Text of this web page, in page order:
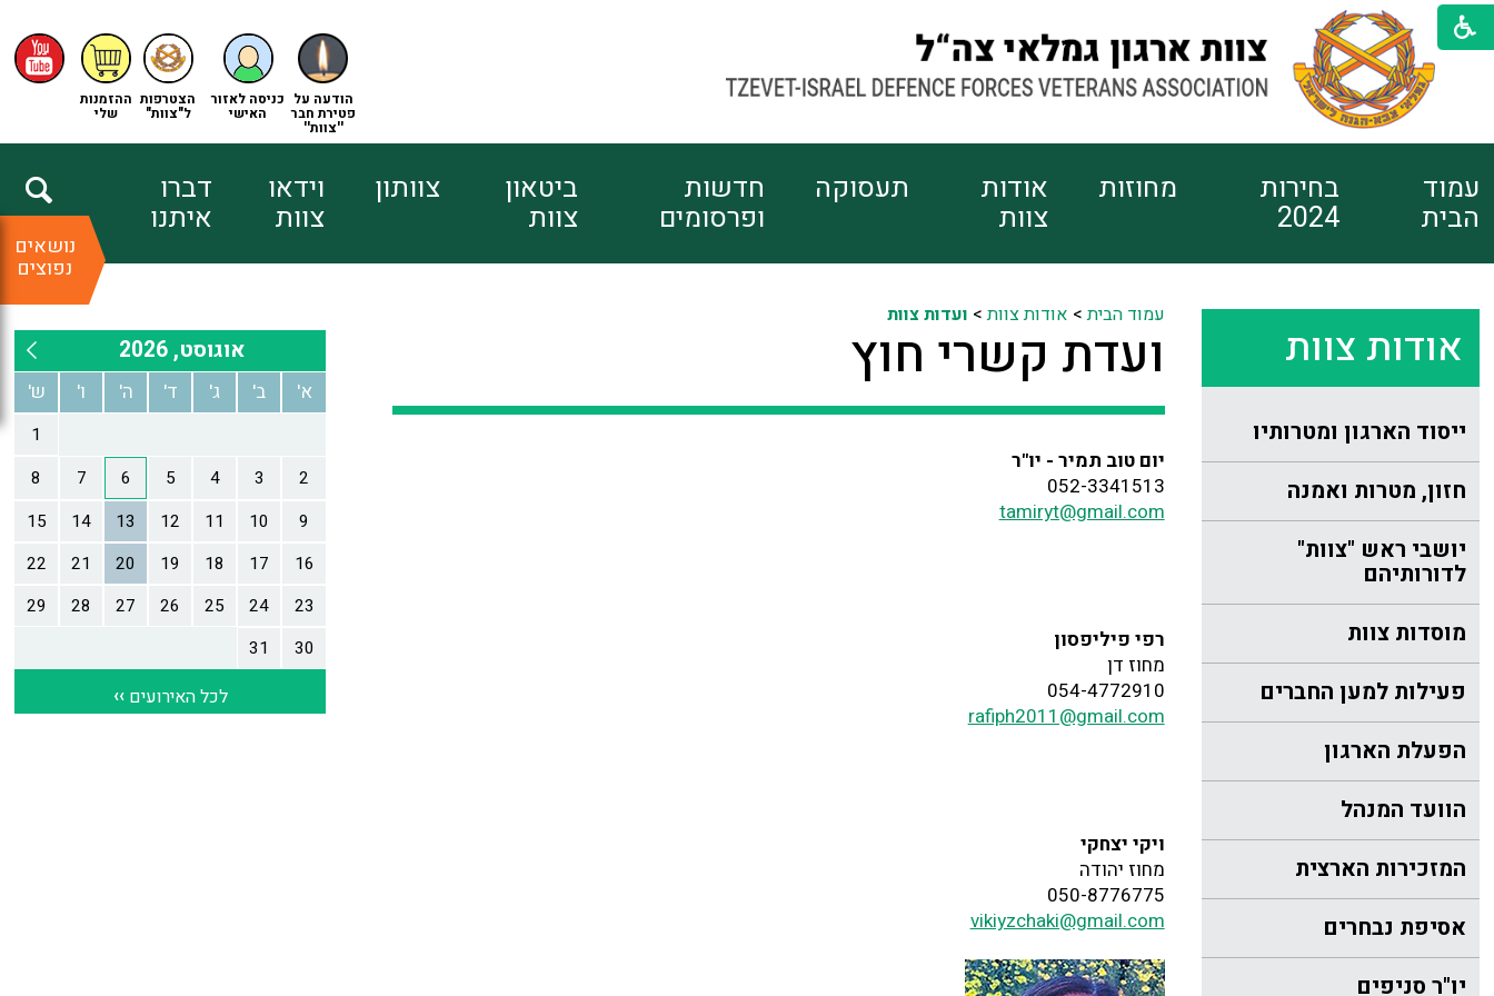
ההזמנות
שלי
הצטרפות
ל"צוות"
כניסה לאזור
האישי
הודעה על
פטירת חבר
''צוות''
עמוד
הבית
בחירות
2024
מחוזות אודות
צוות
תעסוקה חדשות
ופרסומים
ביטאון
צוות
צוותון וידאו
צוות
דברו
איתנו
נושאים
נפוצים
אודות צוות
ייסוד הארגון ומטרותיו
חזון, מטרות ואמנה
יושבי ראש "צוות"
לדורותיהם
מוסדות צוות
פעילות למען החברים
הפעלת הארגון
הוועד המנהל
המזכירות הארצית
אסיפת נבחרים
יו"ר סניפים
עמוד הבית> אודות צוות> ועדות צוות
ועדת קשרי חוץ
יום טוב תמיר - יו"ר
052-3341513
tamiryt@gmail.com
רפי פיליפסון
מחוז דן
054-4772910
rafiph2011@gmail.com
ויקי יצחקי
מחוז יהודה
050-8776775
vikiyzchaki@gmail.com